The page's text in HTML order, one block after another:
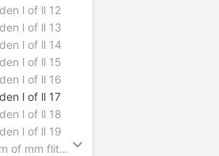
l of ll 12
l of ll 13
l of ll 14
l of ll 15
l of ll 16
l of ll 17
l of ll 18
l of ll 19
enkel of dubbel m of mm flitsen